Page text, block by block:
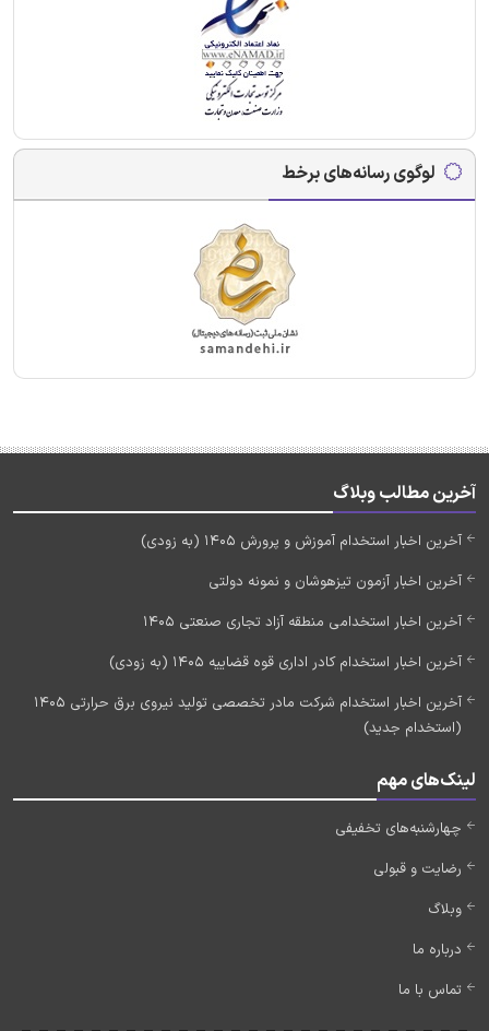
لوگوی رسانه‌های برخط
آخرین مطالب وبلاگ
آخرین اخبار استخدام آموزش و پرورش 1405 (به زودی)
آخرین اخبار آزمون تیزهوشان و نمونه دولتی
آخرین اخبار استخدامی منطقه آزاد تجاری صنعتی 1405
آخرین اخبار استخدام کادر اداری قوه قضاییه 1405 (به زودی)
آخرین اخبار استخدام شرکت مادر تخصصی تولید نیروی برق حرارتی 1405
(استخدام جدید)
لینک‌های مهم
چهارشنبه‌های تخفیفی
رضایت و قبولی
وبلاگ
درباره ما
تماس با ما